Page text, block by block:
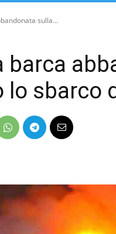
sulla...
barca
lo sbarco